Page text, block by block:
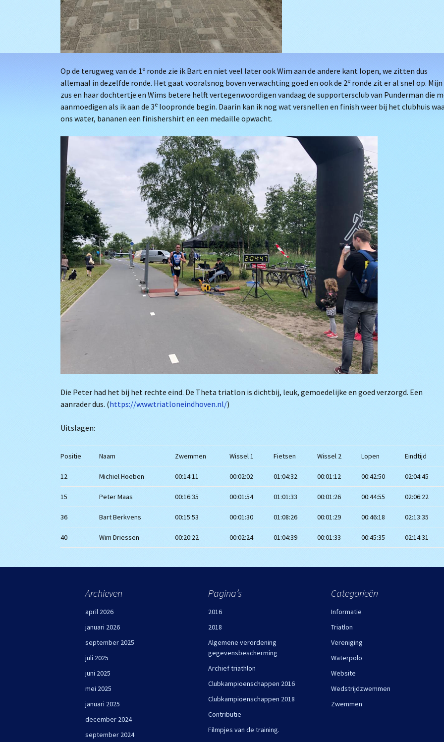
Op de terugweg van de 1e ronde zie ik Bart en niet veel later ook Wim aan de andere kant lopen, we zitten dus
allemaal in dezelfde ronde. Het gaat vooralsnog boven verwachting goed en ook de 2e ronde zit er al snel op. Mijn
zus en haar dochtertje en Wims betere helft vertegenwoordigen vandaag de supportersclub van Punderman die
aanmoedigen als ik aan de 3e loopronde begin. Daarin kan ik nog wat versnellen en finish weer bij het clubhuis
ons water, bananen een finishershirt en een medaille opwacht.
Die Peter had het bij het rechte eind. De Theta triatlon is dichtbij, leuk, gemoedelijke en goed verzorgd. Een
aanrader dus. (https://www.triatloneindhoven.nl/)
Uitslagen:
Positie Naam Zwemmen Wissel 1 Fietsen Wissel 2 Lopen Eindtijd
12 Michiel Hoeben 00:14:11 00:02:02 01:04:32 00:01:12 00:42:50 02:04:45
15 Peter Maas 00:16:35 00:01:54 01:01:33 00:01:26 00:44:55 02:06:22
36 Bart Berkvens 00:15:53 00:01:30 01:08:26 00:01:29 00:46:18 02:13:35
40 Wim Driessen 00:20:22 00:02:24 01:04:39 00:01:33 00:45:35 02:14:31
Archieven
april 2026
januari 2026
september 2025
juli 2025
juni 2025
mei 2025
januari 2025
december 2024
september 2024
Pagina’s
2016
2018
Algemene verordening
gegevensbescherming
Archief triathlon
Clubkampioenschappen 2016
Clubkampioenschappen 2018
Contributie
Filmpjes van de training.
Categorieën
Informatie
Triatlon
Vereniging
Waterpolo
Website
Wedstrijdzwemmen
Zwemmen